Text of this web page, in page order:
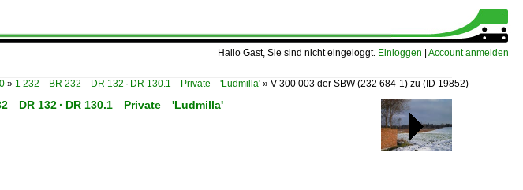
Hallo Gast, Sie sind nicht eingeloggt. Einloggen Account anmelden
» 1 232 BR 232 DR 132 · DR 130.1 Private 'Ludmilla' » V 300 003 der SBW (232 684-1) zu (ID 19852)
DR 132 · DR 130.1 Private 'Ludmilla'